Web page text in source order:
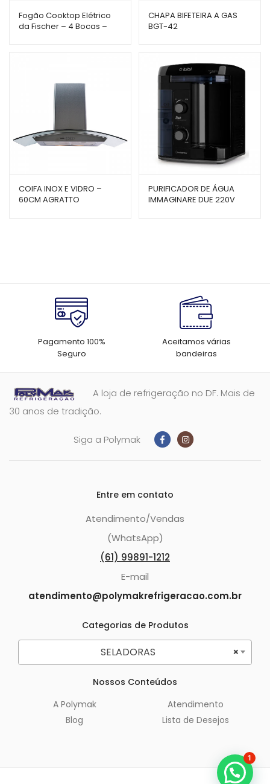
Fogão Cooktop Elétrico
da Fischer – 4 Bocas –
CHAPA BIFETEIRA A GAS
BGT-42
COIFA INOX E VIDRO –
60CM AGRATTO
PURIFICADOR DE ÁGUA
IMMAGINARE DUE 220V
Pagamento 100%
Seguro
Aceitamos várias
bandeiras
A loja de refrigeração no DF. Mais de
30 anos de tradição.
Siga a Polymak
Entre em contato
Atendimento/Vendas
(WhatsApp)
(61) 99891-1212
E-mail
atendimento@polymakrefrigeracao.com.br
Categorias de Produtos
×
SELADORAS
Nossos Conteúdos
A Polymak
Blog
Atendimento
Lista de Desejos
1